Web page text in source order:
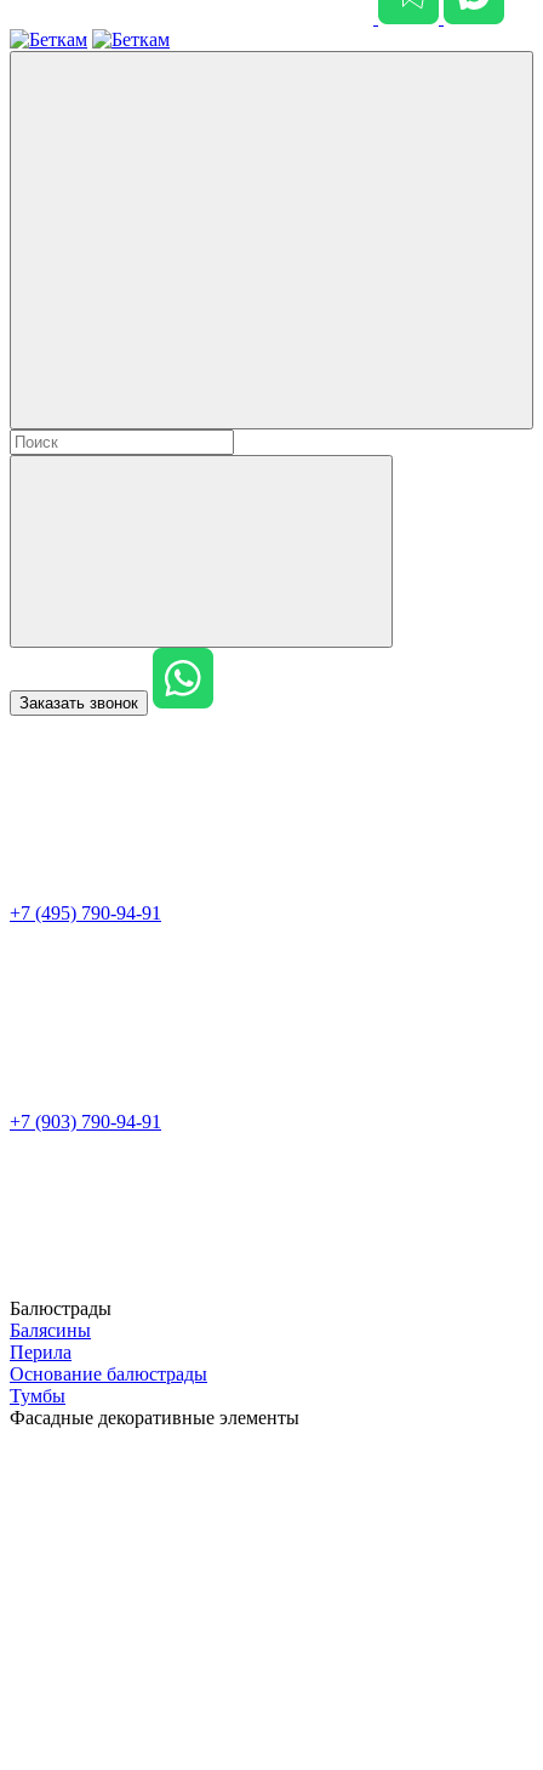
Заказать звонок
+7 (495) 790-94-91
+7 (903) 790-94-91
Балюстрады
Балясины
Перила
Основание балюстрады
Тумбы
Фасадные декоративные элементы